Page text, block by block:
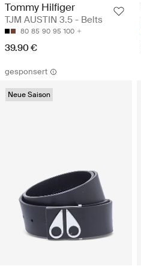
Tommy Hilfiger
TJM AUSTIN 3.5 - Belts
80 85 90 95 100
39.90 €
gesponsert
Neue Saison